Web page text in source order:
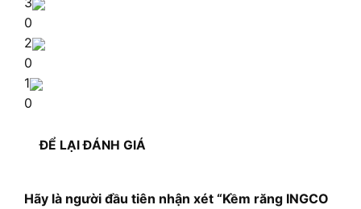
0
2
0
1
0
ĐỂ LẠI ĐÁNH GIÁ
Hãy là người đầu tiên nhận xét “Kềm răng INGCO